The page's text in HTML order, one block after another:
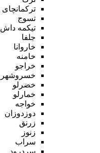
ترکمانچای
تسوج
تیکمه داش
جلفا
خاروانا
خامنه
خراجو
خسروشهر
خضرلو
خمارلو
خواجه
دوزدوزان
زرنق
زنوز
سراب
سردرود